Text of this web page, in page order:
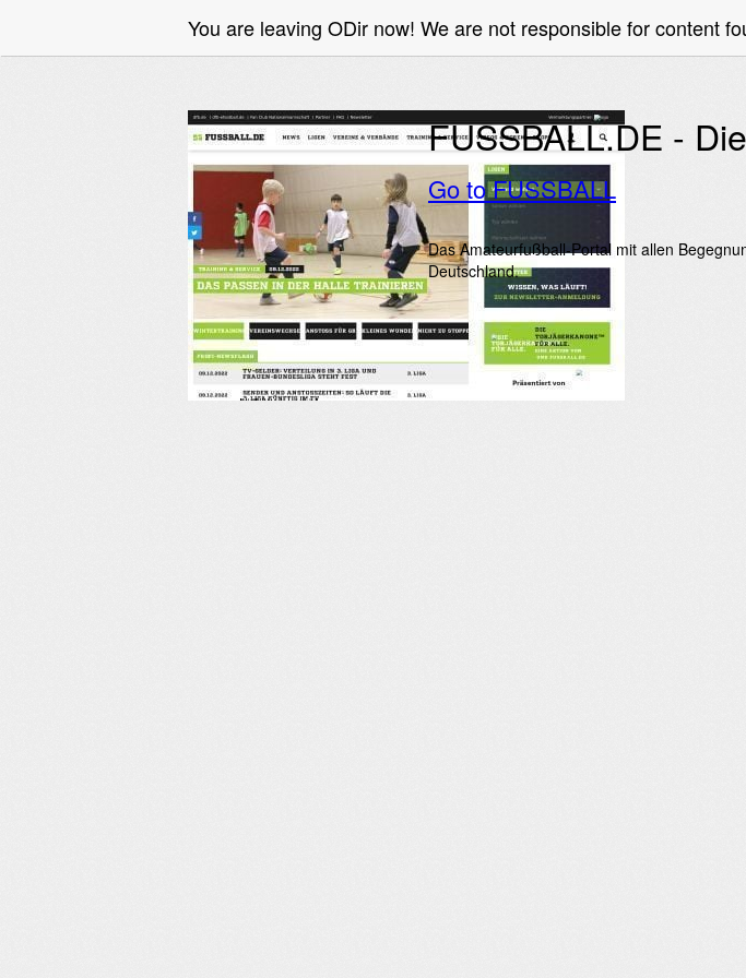
You are leaving ODir now! We are not responsible for content
FUSSBALL.DE -
Go to FUSSBALL
Das Amateurfußball-Portal mit allen
Deutschland.